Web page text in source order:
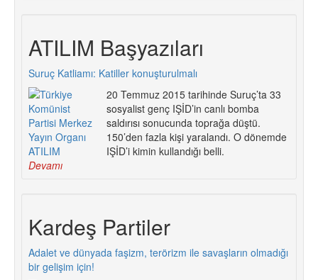
ATILIM Başyazıları
Suruç Katliamı: Katiller konuşturulmalı
20 Temmuz 2015 tarihinde Suruç’ta 33
sosyalist genç IŞİD’in canlı bomba
saldırısı sonucunda toprağa düştü.
150’den fazla kişi yaralandı. O dönemde
IŞİD’i kimin kullandığı belli.
Devamı
Kardeş Partiler
Adalet ve dünyada faşizm, terörizm ile savaşların olmadığı
bir gelişim için!